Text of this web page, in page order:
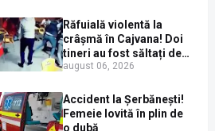
combustibil
Răfuială violentă la
crâșmă în Cajvana! Doi
tineri au fost săltați de
polițiști după un scandal
distruse
august 06, 2026
Accident la Șerbănești!
Femeie lovită în plin de
o dubă